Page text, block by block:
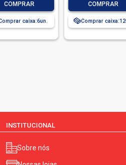
COMPRAR
caixa:6
COMPRAR
Comprar caixa:12
INSTITUCIONAL
Sobre nós